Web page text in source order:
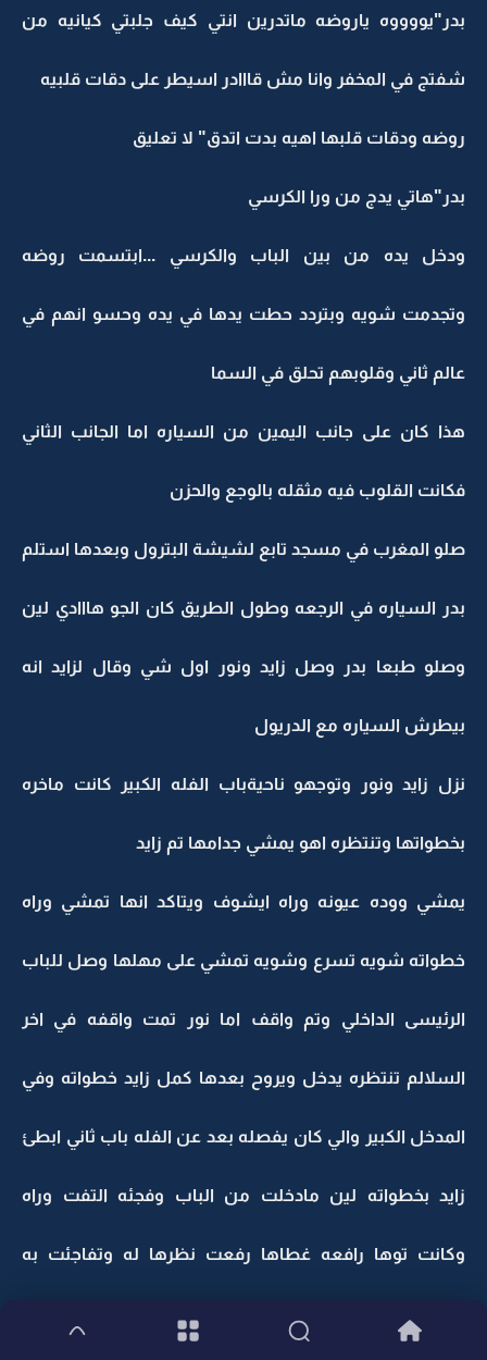
بدر"يووووه ياروضه ماتدرين انتي كيف جلبتي كيانيه من
شفتج في المخفر وانا مش قااادر اسيطر على دقات قلبيه
روضه ودقات قلبها اهيه بدت اتدق" لا تعليق
بدر"هاتي يدج من ورا الكرسي
ودخل يده من بين الباب والكرسي ...ابتسمت روضه
وتجدمت شويه وبتردد حطت يدها في يده وحسو انهم في
عالم ثاني وقلوبهم تحلق في السما
هذا كان على جانب اليمين من السياره اما الجانب الثاني
فكانت القلوب فيه مثقله بالوجع والحزن
صلو المغرب في مسجد تابع لشيشة البترول وبعدها استلم
بدر السياره في الرجعه وطول الطريق كان الجو هااادي لين
وصلو طبعا بدر وصل زايد ونور اول شي وقال لزايد انه
بيطرش السياره مع الدريول
نزل زايد ونور وتوجهو ناحيةباب الفله الكبير كانت ماخره
بخطواتها وتنتظره اهو يمشي جدامها تم زايد
يمشي ووده عيونه وراه ايشوف ويتاكد انها تمشي وراه
خطواته شويه تسرع وشويه تمشي على مهلها وصل للباب
الرئيسى الداخلي وتم واقف اما نور تمت واقفه في اخر
السلالم تنتظره يدخل ويروح بعدها كمل زايد خطواته وفي
المدخل الكبير والي كان يفصله بعد عن الفله باب ثاني ابطئ
زايد بخطواته لين مادخلت من الباب وفجئه التفت وراه
وكانت توها رافعه غطاها رفعت نظرها له وتفاجئت به